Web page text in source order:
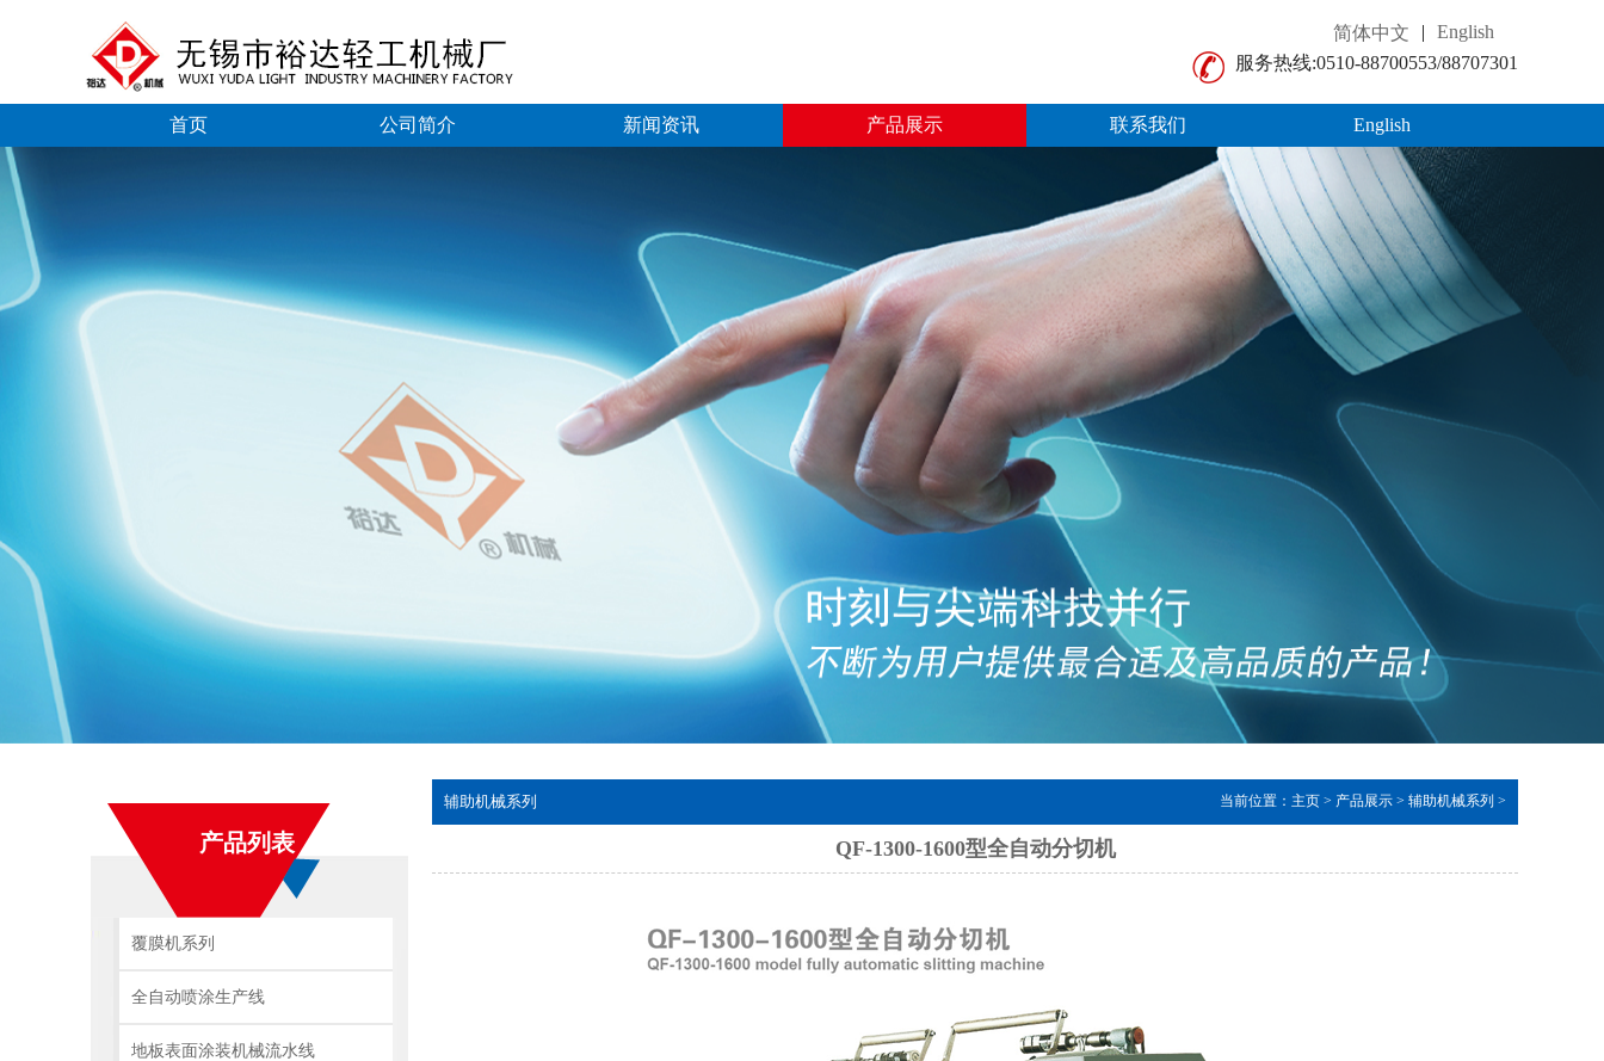
简体中文 |
English
服务热线:0510-88700553/88707301
首页 公司简介 新闻资讯 产品展示 联系我们 English
产品列表
覆膜机系列
全自动喷涂生产线
地板表面涂装机械流水线
辅助机械系列 当前位置： 主页 > 产品展示 > 辅助机械系列 >
QF-1300-1600型全自动分切机